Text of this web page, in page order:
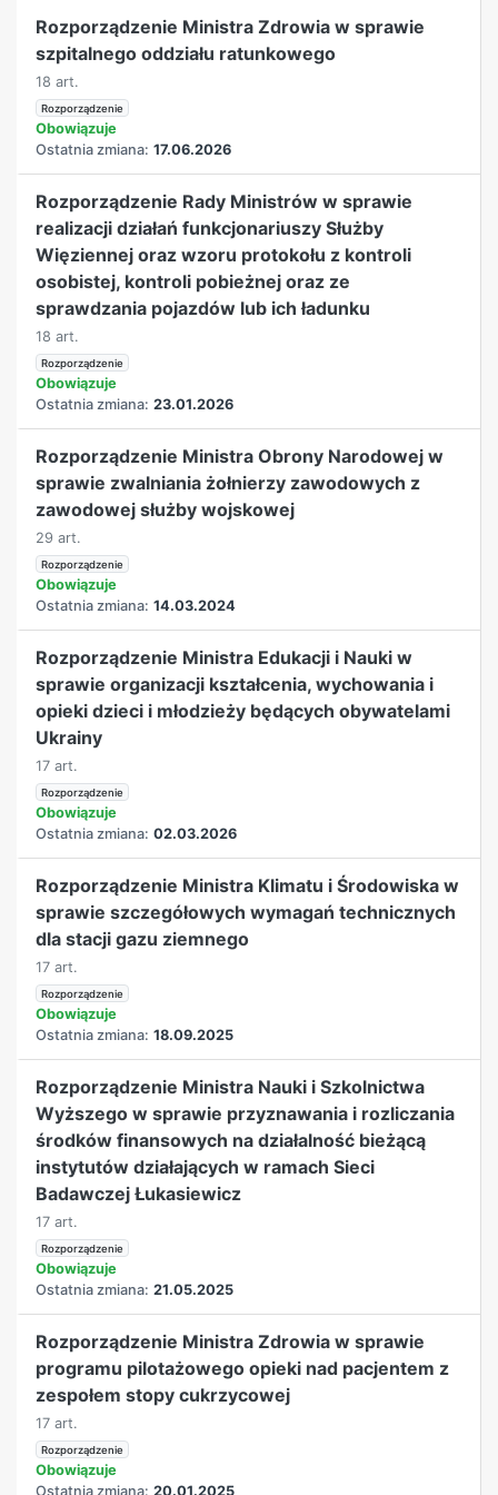
Rozporządzenie Ministra Zdrowia w sprawie
szpitalnego oddziału ratunkowego
18 art.
Rozporządzenie
Obowiązuje
Ostatnia zmiana: 17.06.2026
Rozporządzenie Rady Ministrów w sprawie
realizacji działań funkcjonariuszy Służby
Więziennej oraz wzoru protokołu z kontroli
osobistej, kontroli pobieżnej oraz ze
sprawdzania pojazdów lub ich ładunku
18 art.
Rozporządzenie
Obowiązuje
Ostatnia zmiana: 23.01.2026
Rozporządzenie Ministra Obrony Narodowej w
sprawie zwalniania żołnierzy zawodowych z
zawodowej służby wojskowej
29 art.
Rozporządzenie
Obowiązuje
Ostatnia zmiana: 14.03.2024
Rozporządzenie Ministra Edukacji i Nauki w
sprawie organizacji kształcenia, wychowania i
opieki dzieci i młodzieży będących obywatelami
Ukrainy
17 art.
Rozporządzenie
Obowiązuje
Ostatnia zmiana: 02.03.2026
Rozporządzenie Ministra Klimatu i Środowiska w
sprawie szczegółowych wymagań technicznych
dla stacji gazu ziemnego
17 art.
Rozporządzenie
Obowiązuje
Ostatnia zmiana: 18.09.2025
Rozporządzenie Ministra Nauki i Szkolnictwa
Wyższego w sprawie przyznawania i rozliczania
środków finansowych na działalność bieżącą
instytutów działających w ramach Sieci
Badawczej Łukasiewicz
17 art.
Rozporządzenie
Obowiązuje
Ostatnia zmiana: 21.05.2025
Rozporządzenie Ministra Zdrowia w sprawie
programu pilotażowego opieki nad pacjentem z
zespołem stopy cukrzycowej
17 art.
Rozporządzenie
Obowiązuje
Ostatnia zmiana: 20.01.2025